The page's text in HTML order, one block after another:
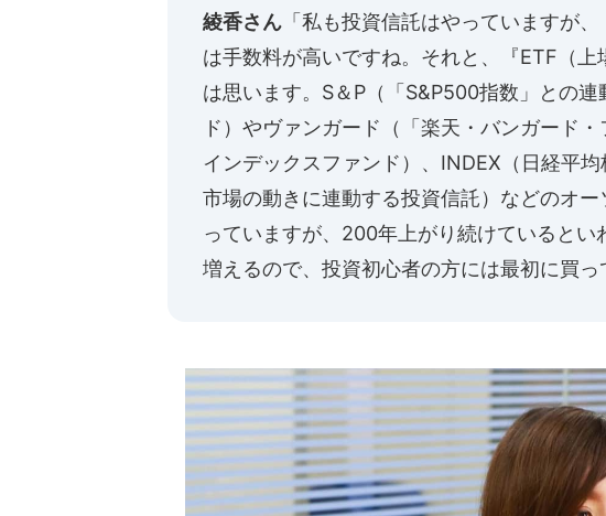
綾香さん 「私も投資信託はやっていますが
は手数料が高いですね。それと、『ETF（
は思います。S＆P（「S&P500指数」との
ド）やヴァンガード（「楽天・バンガード
インデックスファンド）、INDEX（日経平
市場の動きに連動する投資信託）などのオ
っていますが、200年上がり続けていると
増えるので、投資初心者の方には最初に買っ